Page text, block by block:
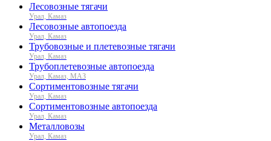
Лесовозные тягачи
Урал, Камаз
Лесовозные автопоезда
Урал, Камаз
Трубовозные и плетевозные тягачи
Урал, Камаз
Трубоплетевозные автопоезда
Урал, Камаз, МАЗ
Сортиментовозные тягачи
Урал, Камаз
Сортиментовозные автопоезда
Урал, Камаз
Металловозы
Урал, Камаз